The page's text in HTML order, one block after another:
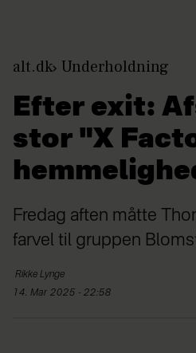
alt.dk Underholdning
Efter exit:
stor "X
Fredag aften måtte
farvel til gruppen
Rikke Lynge
14. Mar 2025 - 22:58